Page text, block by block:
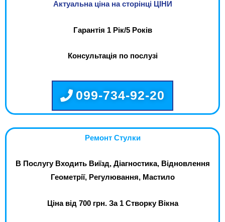
Актуальна ціна на сторінці ЦІНИ
Гарантія 1 Рік/5 Років
Консультація по послузі
099-734-92-20
Ремонт Стулки
В Послугу Входить Виїзд, Діагностика, Відновлення
Геометрії, Регулювання, Мастило
Ціна від 700 грн. За 1 Створку Вікна